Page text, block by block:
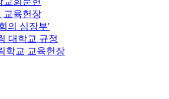
교육헌장
의 심장부'
대학교 규정
학교 교육헌장